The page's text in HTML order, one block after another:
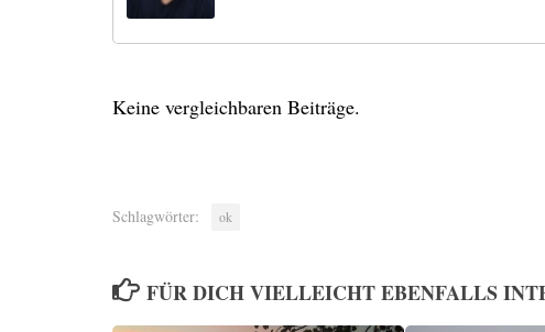
Keine vergleichbaren Beiträge.
Schlagwörter: ok
FÜR DICH VIELLEICHT EBENFALLS